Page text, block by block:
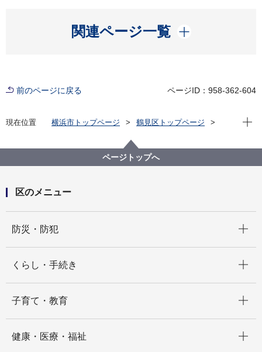
関連ページ一覧
開く
前のページに戻る ページID：958-362-604
現在位置 横浜市トップページ
鶴見区トップページ
発見つるみ！～データで見る鶴見区～バックナンバー
平成26年度版 発見つるみ！～データでみる鶴見区～
現在
ページトップへ
区のメニュー
防災・防犯
くらし・手続き
子育て・教育
健康・医療・福祉